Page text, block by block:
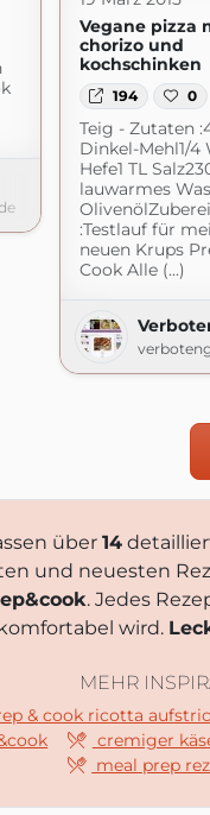
Vegane pizza
chorizo und
kochschinken
194 0
Teig - Zutaten
Dinkel-Mehl1/4
Hefe1 TL
lauwarmes
:Testlauf für
neuen Krups
Cook Alle (...)
über 14
und neuesten
. Jedes
wird.
MEHR
& cook ricotta
cremiger
meal prep